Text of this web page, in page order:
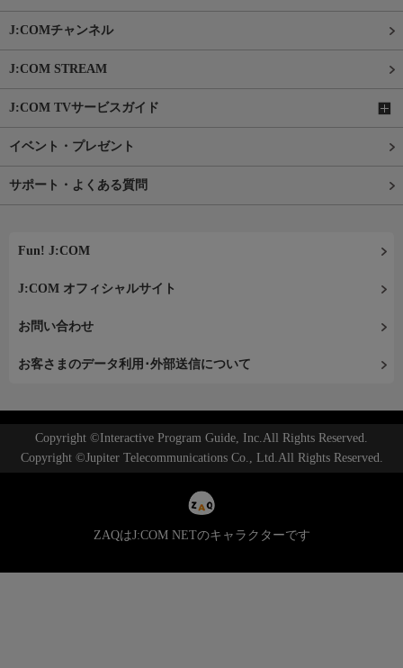
J:COMチャンネル
J:COM STREAM
J:COM TVサービスガイド
イベント・プレゼント
サポート・よくある質問
Fun! J:COM
J:COM オフィシャルサイト
お問い合わせ
お客さまのデータ利用･外部送信について
Copyright ©Interactive Program Guide, Inc.All Rights Reserved.
Copyright ©Jupiter Telecommunications Co., Ltd.All Rights Reserved.
ZAQはJ:COM NETのキャラクターです